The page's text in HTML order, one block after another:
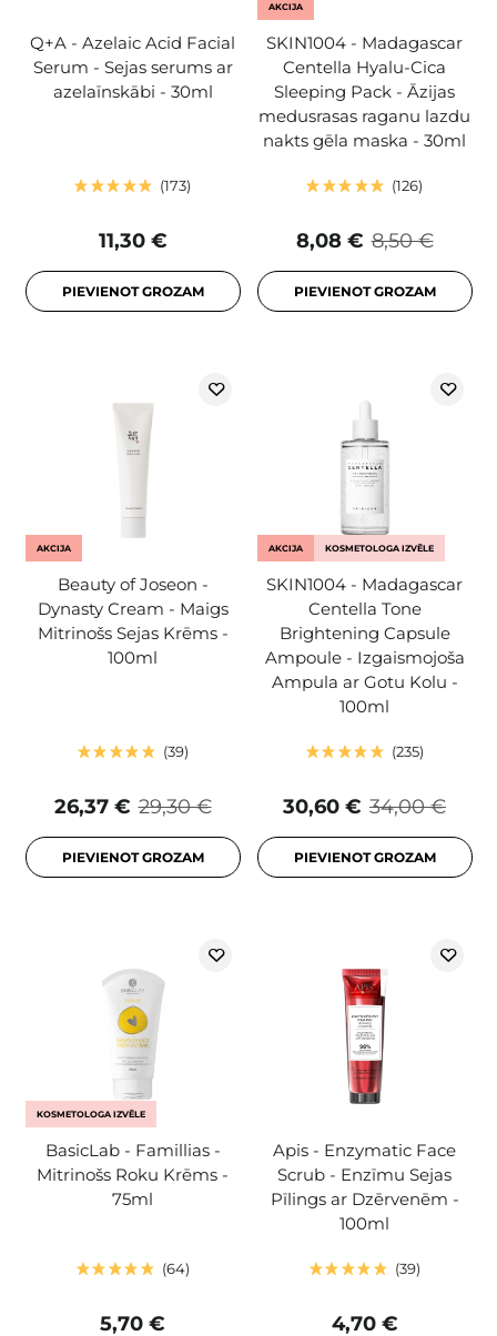
Q+A - Azelaic Acid Facial
Serum - Sejas serums ar
azelaīnskābi - 30ml
173
11,30 €
PIEVIENOT GROZAM
AKCIJA
SKIN1004 - Madagascar
Centella Hyalu-Cica
Sleeping Pack - Āzijas
medusrasas raganu lazdu
nakts gēla maska - 30ml
126
8,50 €
8,08 €
PIEVIENOT GROZAM
AKCIJA
Beauty of Joseon -
Dynasty Cream - Maigs
Mitrinošs Sejas Krēms -
100ml
39
29,30 €
26,37 €
PIEVIENOT GROZAM
AKCIJA KOSMETOLOGA IZVĒLE
SKIN1004 - Madagascar
Centella Tone
Brightening Capsule
Ampoule - Izgaismojoša
Ampula ar Gotu Kolu -
100ml
235
34,00 €
30,60 €
PIEVIENOT GROZAM
KOSMETOLOGA IZVĒLE
BasicLab - Famillias -
Mitrinošs Roku Krēms -
75ml
64
5,70 €
Apis - Enzymatic Face
Scrub - Enzīmu Sejas
Pīlings ar Dzērvenēm -
100ml
39
4,70 €